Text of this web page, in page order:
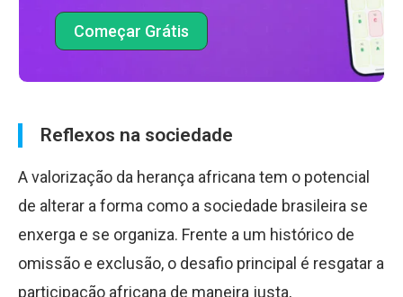
Começar Grátis
Reflexos na sociedade
A valorização da herança africana tem o potencial
de alterar a forma como a sociedade brasileira se
enxerga e se organiza. Frente a um histórico de
omissão e exclusão, o desafio principal é resgatar a
participação africana de maneira justa,